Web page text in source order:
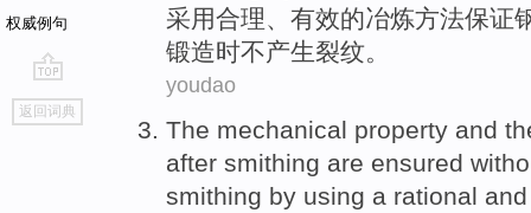
权威例句
go
top
返回词典
采用合理、 有效的冶炼方法保证
锻造时不产生裂纹。
youdao
The mechanical property and
after smithing are ensured
smithing by using a rational